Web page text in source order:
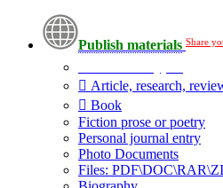
Publish materials Share
Article, research,
Book
Fiction prose or poetry
Personal journal entry
Photo Documents
Files: